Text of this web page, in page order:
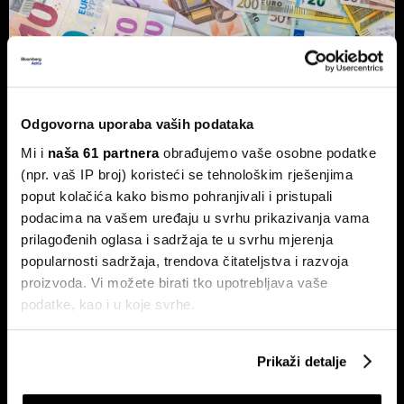
Odgovorna uporaba vaših podataka
Mi i naša 61 partneraobrađujemo vaše osobne podatke
(npr. vaš IP broj) koristeći se tehnološkim rješenjima
poput kolačića kako bismo pohranjivali i pristupali
podacima na vašem uređaju u svrhu prikazivanja vama
prilagođenih oglasa i sadržaja te u svrhu mjerenja
popularnosti sadržaja, trendova čitateljstva i razvoja
proizvoda. Vi možete birati tko upotrebljava vaše
podatke, kao i u koje svrhe.
Prikupljati podatke o vašoj geografskoj lokaciji,
koji mogu biti precizni do radijusa od nekoliko metara
Prikaži detalje
Vlasnik Magazinske kleti izdaje
kuhinjom do trostrukog rasta marže
Tvrtka Superior Ugostiteljstvo izdaje trogodišnje
obveznice vrijedne 1,5 milijuna eura, više od milijun eura
ulažu u sustav centralizirane pripreme hrane.